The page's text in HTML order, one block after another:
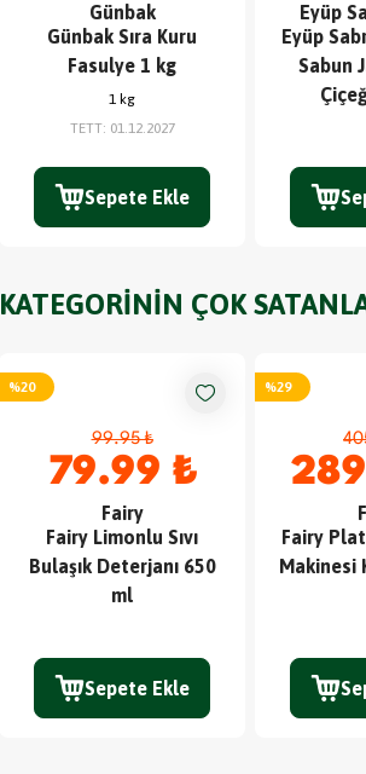
Günbak
Günbak Sıra Kuru
Fasulye 1 kg
1 kg
TETT: 01.12.2027
Sepete Ekle
Eyüp
Eyüp
Sabun
KATEGORİNİN ÇOK
%20
99.95 ₺
79.99 ₺
Fairy
Fairy Limonlu Sıvı
Bulaşık Deterjanı 650
ml
Sepete Ekle
%29
Fairy
Makinesi